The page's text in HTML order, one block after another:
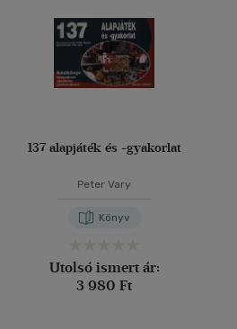
137 alapjáték és -gyakorlat
Peter Vary
Könyv
Utolsó ismert ár:
3 980 Ft